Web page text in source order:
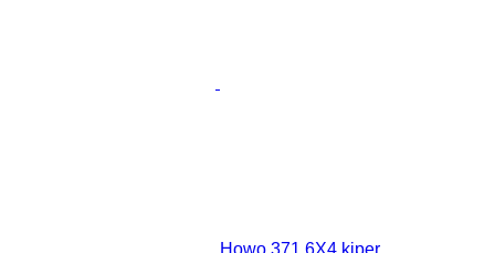
Howo 371 6X4 kiper